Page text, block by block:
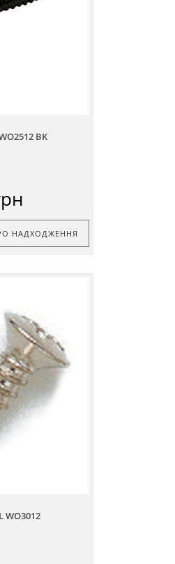
BK
НАДХОДЖЕННЯ
WO3012